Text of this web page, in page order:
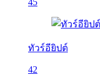
45
ทัวร์อียิปต์
42